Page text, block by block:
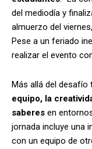
del mediodía y
almuerzo del
Pese a un feriado
realizar el evento
Más allá del
equipo, la
saberes en
jornada incluye una
con un equipo de